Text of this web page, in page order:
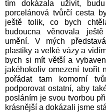
tím dokázala uživit,
porcelánová tvůrčí cesta
ještě tolik, co bych
budoucna věnovala
umění. V mých
plastiky a velké vázy a
bych si mít větší a
jakéhokoliv omezení tvořit
pořádat tam komorní
podporovat ostatní, aby
posláním je svou tvorbou
krásnější a dokázali jsme